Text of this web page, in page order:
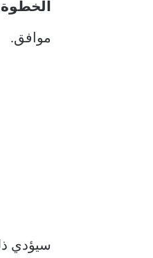
الخطوة 1:
موافق.
سيؤدي